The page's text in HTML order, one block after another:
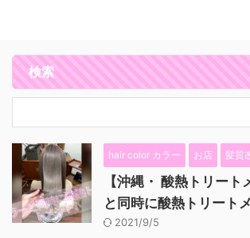
検索
hair color カラー お店 髪質
【沖縄・ 酸熱トリート
と同時に酸熱トリート
2021/9/5